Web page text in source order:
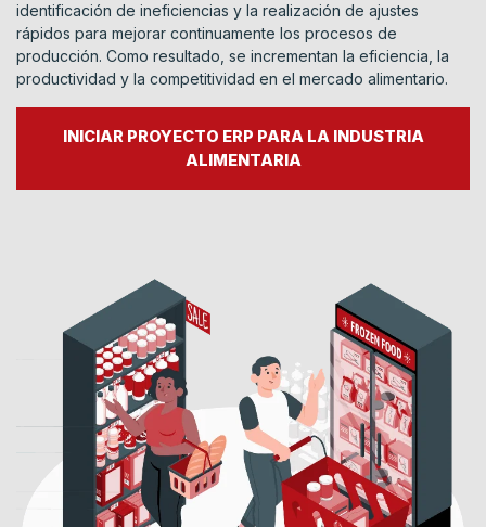
identificación de ineficiencias y la realización de ajustes
rápidos para mejorar continuamente los procesos de
producción. Como resultado, se incrementan la eficiencia, la
productividad y la competitividad en el mercado alimentario.
INICIAR PROYECTO ERP PARA LA INDUSTRIA
ALIMENTARIA